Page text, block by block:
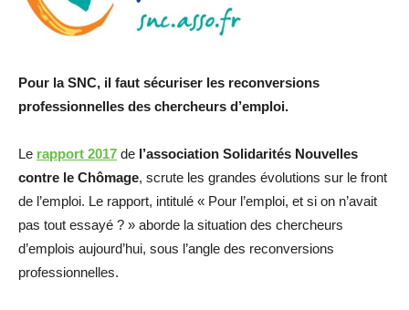
Pour la SNC, il faut sécuriser les reconversions
professionnelles des chercheurs d’emploi.
Le rapport 2017 de l’association Solidarités Nouvelles
contre le Chômage, scrute les grandes évolutions sur le front
de l’emploi. Le rapport, intitulé « Pour l’emploi, et si on n’avait
pas tout essayé ? » aborde la situation des chercheurs
d’emplois aujourd’hui, sous l’angle des reconversions
professionnelles.